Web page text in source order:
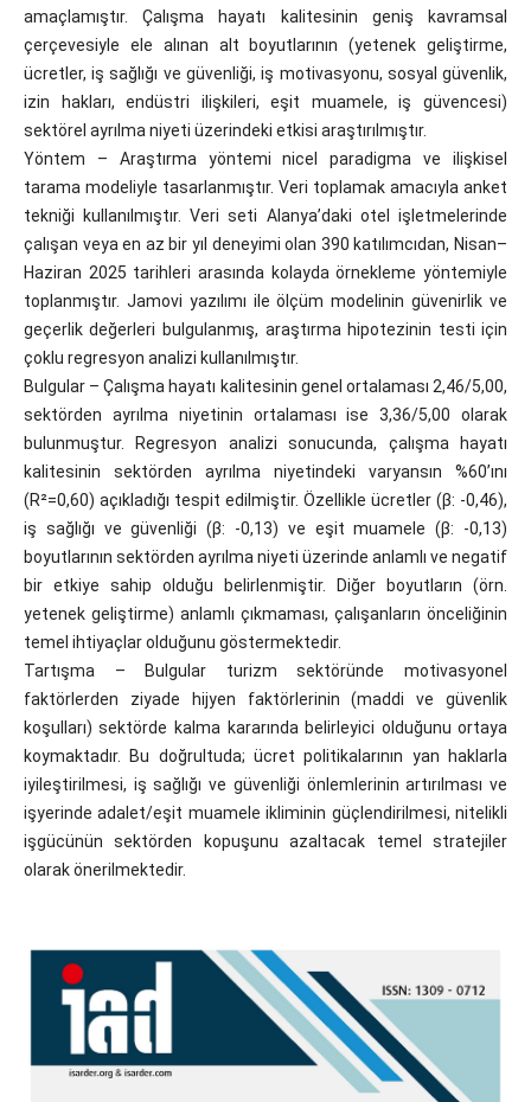
amaçlamıştır. Çalışma hayatı kalitesinin geniş kavramsal
çerçevesiyle ele alınan alt boyutlarının (yetenek geliştirme,
ücretler, iş sağlığı ve güvenliği, iş motivasyonu, sosyal güvenlik,
izin hakları, endüstri ilişkileri, eşit muamele, iş güvencesi)
sektörel ayrılma niyeti üzerindeki etkisi araştırılmıştır.
Yöntem – Araştırma yöntemi nicel paradigma ve ilişkisel
tarama modeliyle tasarlanmıştır. Veri toplamak amacıyla anket
tekniği kullanılmıştır. Veri seti Alanya’daki otel işletmelerinde
çalışan veya en az bir yıl deneyimi olan 390 katılımcıdan, Nisan–
Haziran 2025 tarihleri arasında kolayda örnekleme yöntemiyle
toplanmıştır. Jamovi yazılımı ile ölçüm modelinin güvenirlik ve
geçerlik değerleri bulgulanmış, araştırma hipotezinin testi için
çoklu regresyon analizi kullanılmıştır.
Bulgular – Çalışma hayatı kalitesinin genel ortalaması 2,46/5,00,
sektörden ayrılma niyetinin ortalaması ise 3,36/5,00 olarak
bulunmuştur. Regresyon analizi sonucunda, çalışma hayatı
kalitesinin sektörden ayrılma niyetindeki varyansın %60’ını
(R²=0,60) açıkladığı tespit edilmiştir. Özellikle ücretler (β: -0,46),
iş sağlığı ve güvenliği (β: -0,13) ve eşit muamele (β: -0,13)
boyutlarının sektörden ayrılma niyeti üzerinde anlamlı ve negatif
bir etkiye sahip olduğu belirlenmiştir. Diğer boyutların (örn.
yetenek geliştirme) anlamlı çıkmaması, çalışanların önceliğinin
temel ihtiyaçlar olduğunu göstermektedir.
Tartışma – Bulgular turizm sektöründe motivasyonel
faktörlerden ziyade hijyen faktörlerinin (maddi ve güvenlik
koşulları) sektörde kalma kararında belirleyici olduğunu ortaya
koymaktadır. Bu doğrultuda; ücret politikalarının yan haklarla
iyileştirilmesi, iş sağlığı ve güvenliği önlemlerinin artırılması ve
işyerinde adalet/eşit muamele ikliminin güçlendirilmesi, nitelikli
işgücünün sektörden kopuşunu azaltacak temel stratejiler
olarak önerilmektedir.